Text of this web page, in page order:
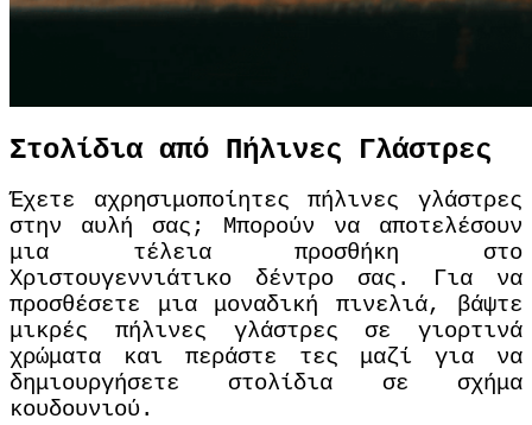
Στολίδια από Πήλινες Γλάστρες
Έχετε αχρησιμοποίητες πήλινες γλάστρες
στην αυλή σας; Μπορούν να αποτελέσουν
μια τέλεια προσθήκη στο
Χριστουγεννιάτικο δέντρο σας. Για να
προσθέσετε μια μοναδική πινελιά, βάψτε
μικρές πήλινες γλάστρες σε γιορτινά
χρώματα και περάστε τες μαζί για να
δημιουργήσετε στολίδια σε σχήμα
κουδουνιού.